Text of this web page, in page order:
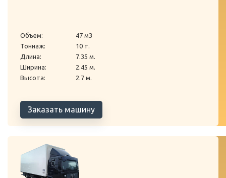
Объем:
47 м3
Тоннаж:
10 т.
Длина:
7.35 м.
Ширина:
2.45 м.
Высота:
2.7 м.
Заказать машину